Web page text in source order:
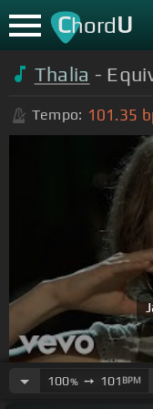
ChordU
Thalia -
Tempo: 101.35
100%➙ 101 BPM